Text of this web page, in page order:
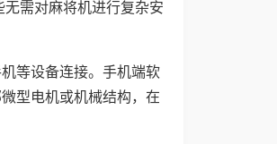
需对麻将机进行复杂安
等设备连接。手机端软
型电机或机械结构，在